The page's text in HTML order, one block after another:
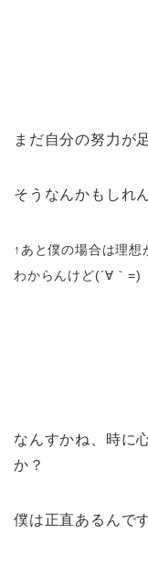
まだ自分の努力が
そうなんかもしれ
↑あと僕の場合は理想
わからんけど(´∀｀=)
なんすかね、時に
か？
僕は正直あるんで